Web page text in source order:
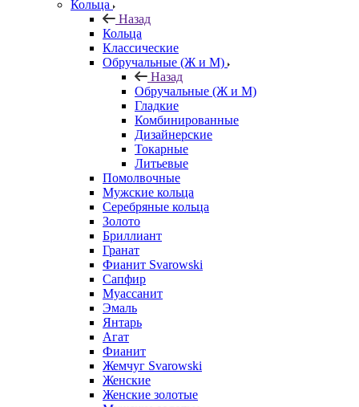
Кольца
Назад
Кольца
Классические
Обручальные (Ж и М)
Назад
Обручальные (Ж и М)
Гладкие
Комбинированные
Дизайнерские
Токарные
Литьевые
Помолвочные
Мужские кольца
Серебряные кольца
Золото
Бриллиант
Гранат
Фианит Svarowski
Сапфир
Муассанит
Эмаль
Янтарь
Агат
Фианит
Жемчуг Svarowski
Женские
Женские золотые